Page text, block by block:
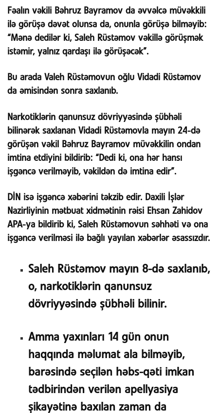
Fəalın vəkili Bəhruz Bayramov da əvvəlcə müvəkkili
ilə görüşə dəvət olunsa da, onunla görüşə bilməyib:
“Mənə dedilər ki, Saleh Rüstəmov vəkillə görüşmək
istəmir, yalnız qardaşı ilə görüşəcək”.
Bu arada Valeh Rüstəmovun oğlu Vidadi Rüstəmov
da əmisindən sonra saxlanıb.
Narkotiklərin qanunsuz dövriyyəsində şübhəli
bilinərək saxlanan Vidadi Rüstəmovla mayın 24-də
görüşən vəkil Bəhruz Bayramov müvəkkilin ondan
imtina etdiyini bildirib: “Dedi ki, ona hər hansı
işgəncə verilməyib, vəkildən də imtina edir”.
DİN isə işgəncə xəbərini təkzib edir. Daxili İşlər
Nazirliyinin mətbuat xidmətinin rəisi Ehsan Zahidov
APA-ya bildirib ki, Saleh Rüstəmovun səhhəti və ona
işgəncə verilməsi ilə bağlı yayılan xəbərlər əsassızdır.
Saleh Rüstəmov mayın 8-də saxlanıb,
o, narkotiklərin qanunsuz
dövriyyəsində şübhəli bilinir.
Amma yaxınları 14 gün onun
haqqında məlumat ala bilməyib,
barəsində seçilən həbs-qəti imkan
tədbirindən verilən apellyasiya
şikayətinə baxılan zaman da